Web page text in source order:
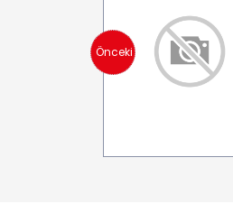
Önceki